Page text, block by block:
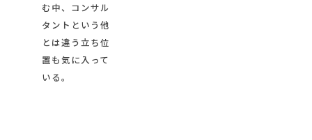
む中、コンサル
タントという他
とは違う立ち位
置も気に入って
いる。